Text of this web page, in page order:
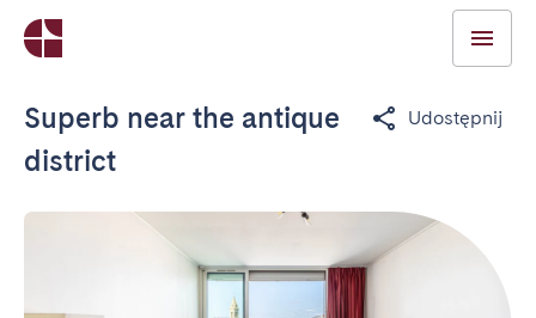
Superb near the antique
district
Udostępnij